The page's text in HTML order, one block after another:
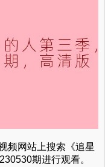
频网站上搜索《追星
期进行观看。